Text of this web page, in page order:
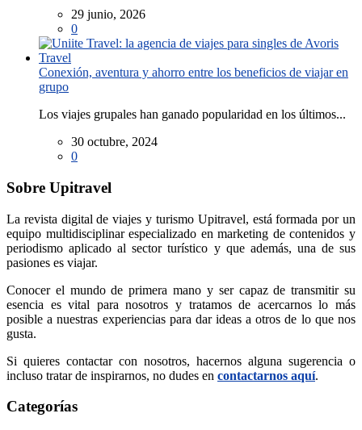
29 junio, 2026
0
Conexión, aventura y ahorro entre los beneficios de viajar en
grupo
Los viajes grupales han ganado popularidad en los últimos...
30 octubre, 2024
0
Sobre Upitravel
La revista digital de viajes y turismo Upitravel, está formada por un
equipo multidisciplinar especializado en marketing de contenidos y
periodismo aplicado al sector turístico y que además, una de sus
pasiones es viajar.
Conocer el mundo de primera mano y ser capaz de transmitir su
esencia es vital para nosotros y tratamos de acercarnos lo más
posible a nuestras experiencias para dar ideas a otros de lo que nos
gusta.
Si quieres contactar con nosotros, hacernos alguna sugerencia o
incluso tratar de inspirarnos, no dudes en contactarnos aquí.
Categorías